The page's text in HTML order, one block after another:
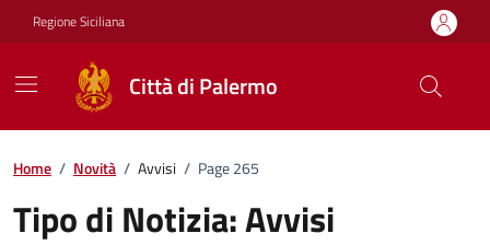
Vai ai contenuti
Vai al footer
Regione Siciliana
Città di Palermo
Home / Novità / Avvisi / Page 265
Tipo di Notizia:Avvisi